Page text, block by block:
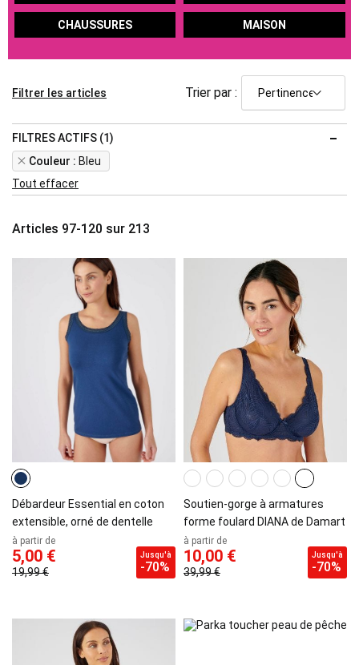
CHAUSSURES MAISON
Articles 97-120 sur 213
Trier par :
Débardeur Essential en coton
extensible, orné de dentelle
à partir de
5,00 €
19,99 €
Jusqu'à
-70%
Soutien-gorge à armatures
forme foulard DIANA de Damart
à partir de
10,00 €
39,99 €
Jusqu'à
-70%
Filtrer les articles
FILTRES ACTIFS (1)
Couleur
Bleu
Remove
This
Item
Tout effacer